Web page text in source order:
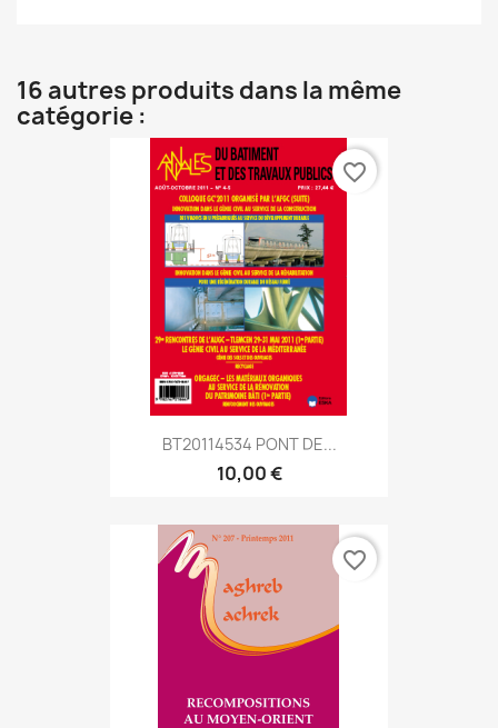
16 autres produits dans la même
catégorie :
BT20114534 PONT DE...
10,00 €
favorite_border
favorite_border